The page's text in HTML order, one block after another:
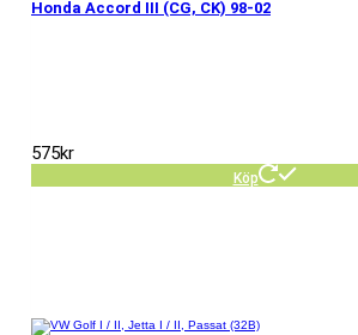
Honda Accord III (CG, CK) 98-02
575kr
Köp